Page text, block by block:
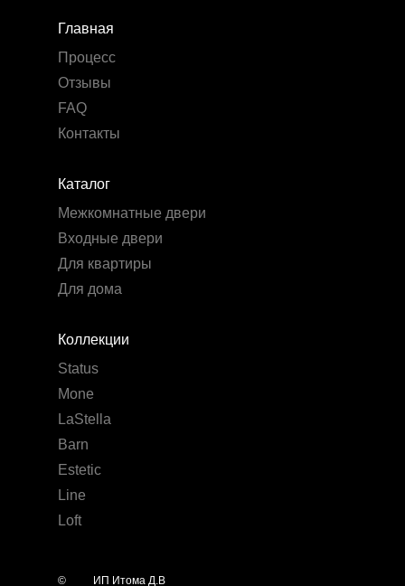
Коллекции
Status
Mone
LaStella
Barn
Estetic
Line
Loft
Каталог
Межкомнатные двери
Входные двери
Для квартиры
Для дома
Главная
Процесс
Отзывы
FAQ
Контакты
© ИП Итома Д.В